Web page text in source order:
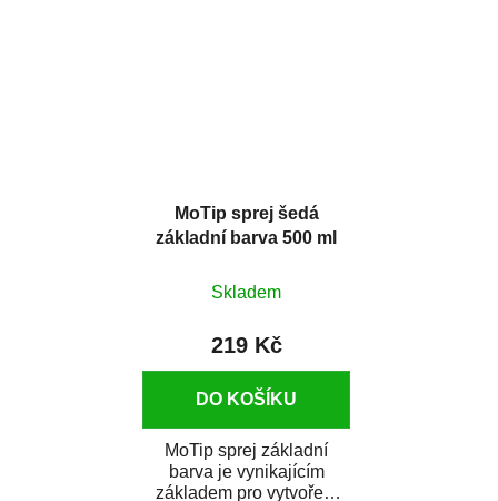
MoTip sprej šedá
základní barva 500 ml
Skladem
219 Kč
DO KOŠÍKU
MoTip sprej základní
barva je vynikajícím
základem pro vytvoření